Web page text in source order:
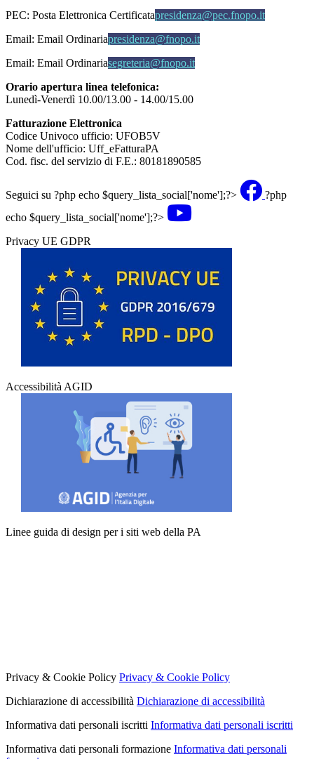
PEC: Posta Elettronica Certificatapresidenza@pec.fnopo.it
Email: Email Ordinariapresidenza@fnopo.it
Email: Email Ordinariasegreteria@fnopo.it
Orario apertura linea telefonica:
Lunedì-Venerdì 10.00/13.00 - 14.00/15.00
Fatturazione Elettronica
Codice Univoco ufficio: UFOB5V
Nome dell'ufficio: Uff_eFatturaPA
Cod. fisc. del servizio di F.E.: 80181890585
Seguici su ?php echo $query_lista_social['nome'];?>
?php
echo $query_lista_social['nome'];?>
Privacy UE GDPR
Accessibilità AGID
Linee guida di design per i siti web della PA
Privacy & Cookie Policy Privacy & Cookie Policy
Dichiarazione di accessibilità Dichiarazione di accessibilità
Informativa dati personali iscritti Informativa dati personali iscritti
Informativa dati personali formazione Informativa dati personali